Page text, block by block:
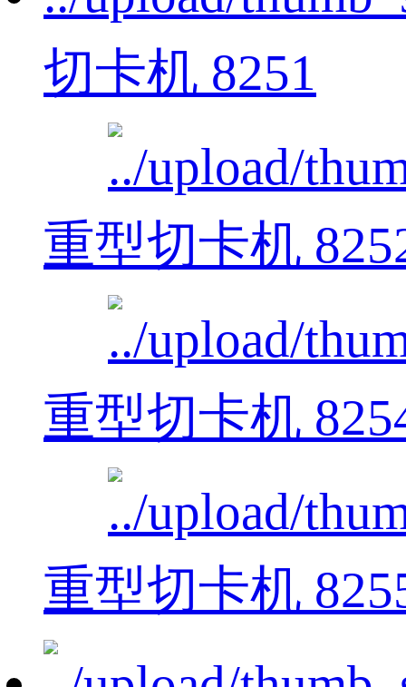
切卡机 8251
重型切卡机
重型切卡机
重型切卡机